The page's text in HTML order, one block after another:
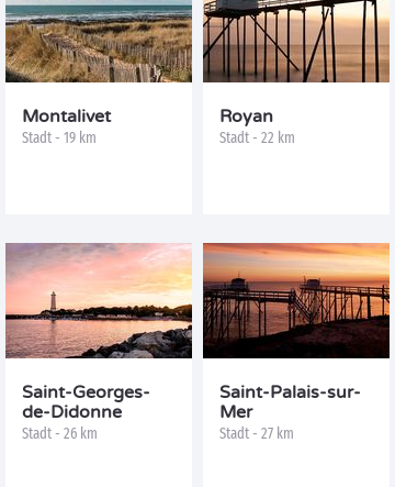
Montalivet
Stadt - 19 km
Royan
Stadt - 22 km
Saint-Georges-
de-Didonne
Stadt - 26 km
Saint-Palais-sur-
Mer
Stadt - 27 km